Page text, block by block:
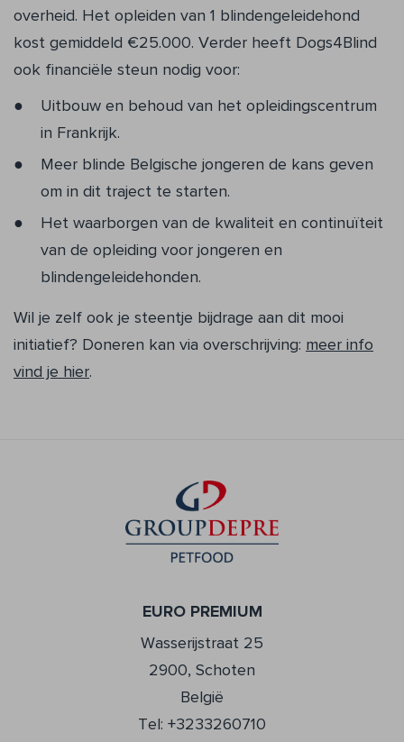
overheid. Het opleiden van 1 blindengeleidehond
kost gemiddeld €25.000. Verder heeft Dogs4Blind
ook fi­nanciële steun nodig voor:
Uitbouw en behoud van het opleidings­centrum
in Frankrijk.
Meer blinde Belgische jongeren de kans geven
om in dit traject te starten.
Het waarborgen van de kwaliteit en con­tinuïteit
van de opleiding voor jongeren en
blindengeleidehonden.
Wil je zelf ook je steentje bijdrage aan dit mooi
initiatief? Doneren kan via overschrijving: meer info
vind je hier.
EURO PREMIUM
Wasserijstraat 25
2900, Schoten
België
Tel: +3233260710